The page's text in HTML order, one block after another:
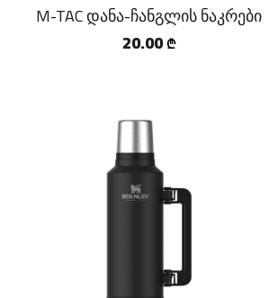
M-TAC დანა-ჩანგლის ნაკრები
20.00 ₾